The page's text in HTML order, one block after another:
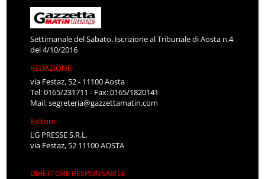
Settimanale del Sabato. Iscrizione al Tribunale di Aosta n.4
del 4/10/2016
REDAZIONE
via Festaz, 52 - 11100 Aosta
Tel: 0165/231711 - Fax: 0165/1820141
Mail:segreteria@gazzettamatin.com
Editore
LG PRESSE S.R.L.
via Festaz, 52 11100 AOSTA
DIRETTORE RESPONSABILE